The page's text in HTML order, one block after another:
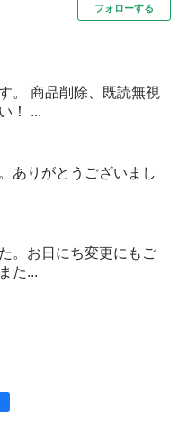
フォローする
。 商品削除、既読無視
！ ...
ありがとうございまし
。お日にち変更にもご
た...